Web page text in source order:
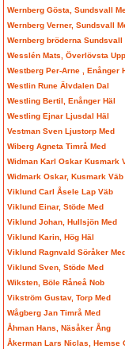
Wernberg Gösta, Sundsvall
Wernberg Verner, Sundsvall
Wernberg bröderna Sundsvall
Wesslén Mats, Överlövsta Upp
Westberg Per-Arne , Enånger
Westlin Rune Älvdalen Dal
Westling Bertil, Enånger Häl
Westling Ejnar Ljusdal Häl
Vestman Sven Ljustorp Med
Wiberg Agneta Timrå Med
Widman Karl Oskar Kusmark
Widmark Oskar, Kusmark Väb
Viklund Carl Åsele Lap Väb
Viklund Einar, Stöde Med
Viklund Johan, Hullsjön Med
Viklund Karin, Hög Häl
Viklund Ragnvald Söråker
Viklund Sven, Stöde Med
Wiksten, Böle Råneå Nob
Vikström Gustav, Torp Med
Wågberg Jan Timrå Med
Åhman Hans, Näsåker Ång
Åkerman Lars Niclas, Hemse